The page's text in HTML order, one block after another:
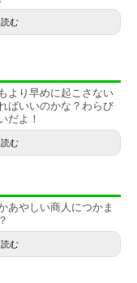
む
より早めに起こさない
ばいいのかな？わらび
だよ！
む
あやしい商人につかま
む